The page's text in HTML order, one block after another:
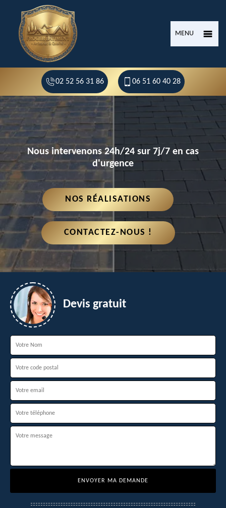
MENU
02 52 56 31 86 06 51 60 40 28
Nous intervenons 24h/24 sur 7j/7 en cas
d'urgence
NOS RÉALISATIONS
CONTACTEZ-NOUS !
Devis gratuit